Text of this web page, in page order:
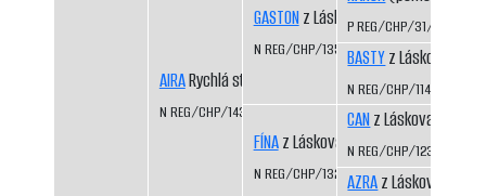
AIRARychlá stopa
N REG/CHP/1435/07/09
GASTONz Láskova
N REG/CHP/1354/04/06
FÍNAz Láskova
N REG/CHP/1325/03/05
P REG/CHP/31/99/01
BASTYz Láskova
N REG/CHP/1141/99/01
CANz Láskova
N REG/CHP/1233/01/03
AZRAz Láskova